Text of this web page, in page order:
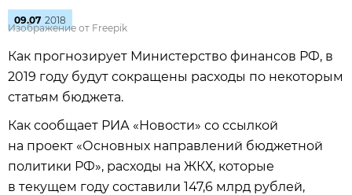
09.07 2018
Изображение от Freepik
Как прогнозирует Министерство финансов РФ, в
2019 году будут сокращены расходы по некоторым
статьям бюджета.
Как сообщает РИА «Новости» со ссылкой
на проект «Основных направлений бюджетной
политики РФ», расходы на ЖКХ, которые
в текущем году составили 147,6 млрд рублей,